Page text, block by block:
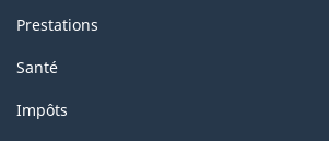
Prestations
Santé
Impôts